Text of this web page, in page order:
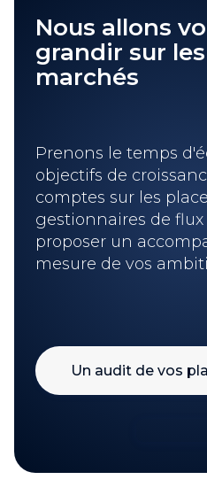
Nous allons
grandir sur
marchés
Prenons le temps
objectifs de
comptes sur les
gestionnaires de
proposer un
mesure de vos
Un audit de vos